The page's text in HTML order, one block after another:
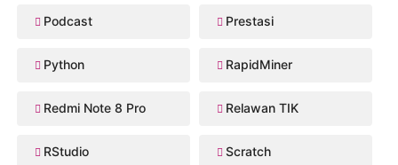
Podcast Prestasi
Python RapidMiner
Redmi Note 8 Pro Relawan TIK
RStudio Scratch